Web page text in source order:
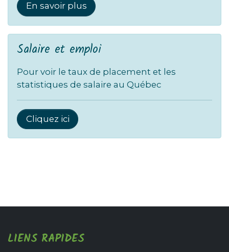
En savoir plus
Salaire et emploi
Pour voir le taux de placement et les
statistiques de salaire au Québec
Cliquez ici
LIENS RAPIDES